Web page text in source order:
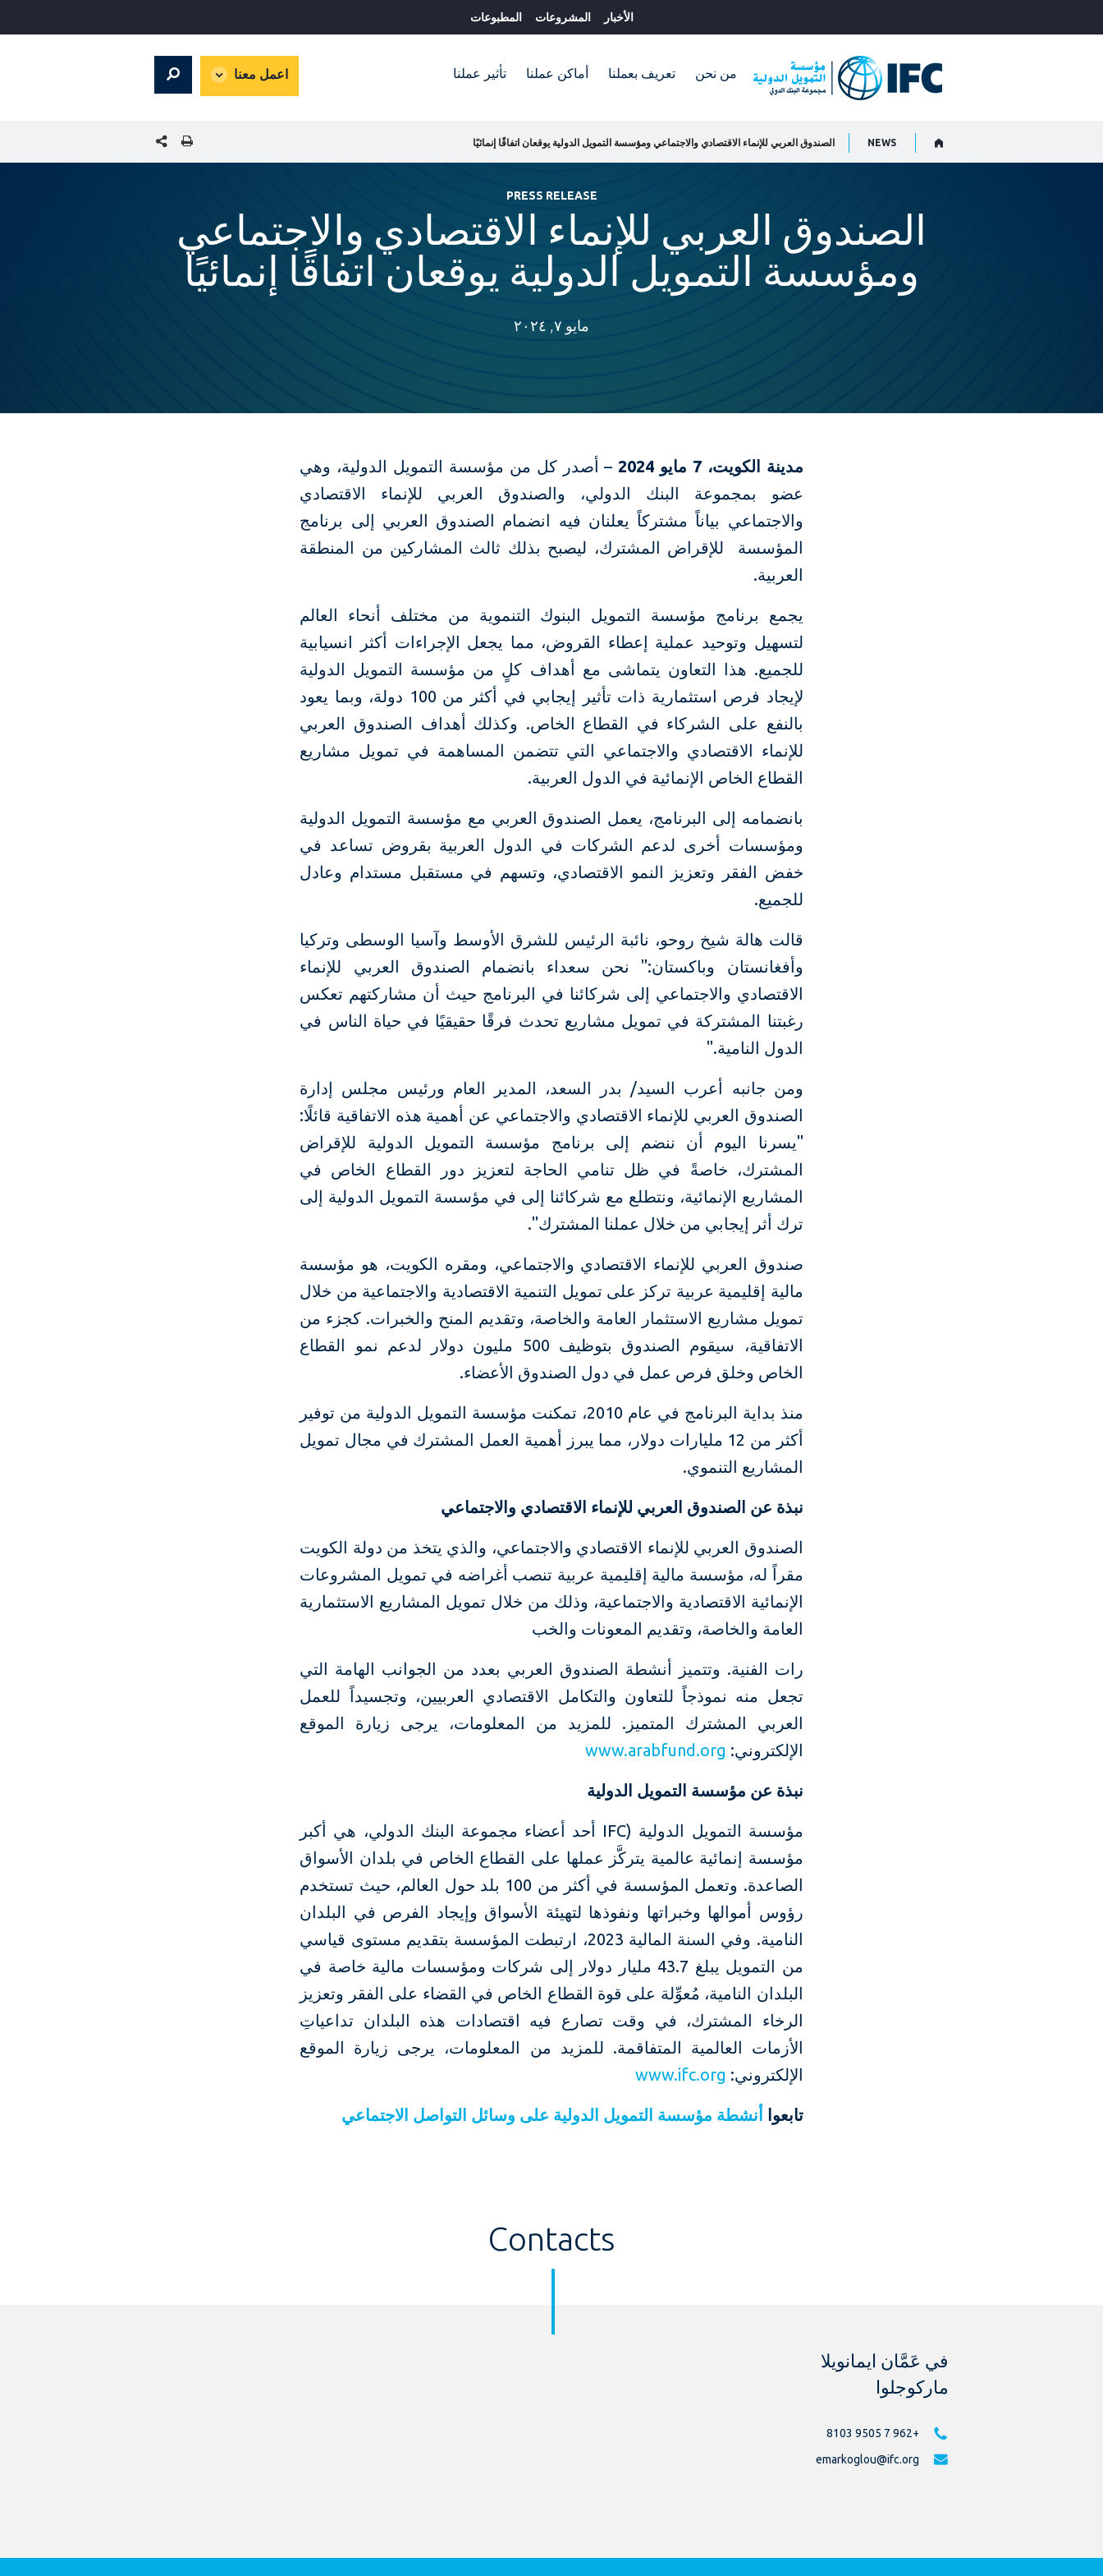
الأخبار المشروعات المطبوعات
من نحن تعريف بعملنا أماكن عملنا تأثير عملنا اعمل معنا
global
Search
NEWS الصندوق العربي للإنماء الاقتصادي والاجتماعي ومؤسسة التمويل الدولية يوقعان اتفاقًا إنمائيًا شارك هذه الصفحة
PRESS RELEASE
الصندوق العربي للإنماء الاقتصادي والاجتماعي
ومؤسسة التمويل الدولية يوقعان اتفاقًا إنمائيًا
مايو ٧, ٢٠٢٤
مدينة الكويت،7 مايو 2024
– أصدر كل من مؤسسة التمويل الدولية، وهي
عضو بمجموعة البنك الدولي، والصندوق العربي للإنماء الاقتصادي
والاجتماعي بياناً مشتركاً يعلنان فيه انضمام الصندوق العربي إلى برنامج
المؤسسة للإقراض المشترك، ليصبح بذلك ثالث المشاركين من المنطقة
العربية.
يجمع برنامج مؤسسة التمويل البنوك التنموية من مختلف أنحاء العالم
لتسهيل وتوحيد عملية إعطاء القروض، مما يجعل الإجراءات أكثر انسيابية
للجميع. هذا التعاون يتماشى مع أهداف كلٍ من مؤسسة التمويل الدولية
لإيجاد فرص استثمارية ذات تأثير إيجابي في أكثر من 100 دولة، وبما يعود
بالنفع على الشركاء في القطاع الخاص. وكذلك أهداف الصندوق العربي
للإنماء الاقتصادي والاجتماعي التي تتضمن المساهمة في تمويل مشاريع
القطاع الخاص الإنمائية في الدول العربية.
بانضمامه إلى البرنامج، يعمل الصندوق العربي مع مؤسسة التمويل الدولية
ومؤسسات أخرى لدعم الشركات في الدول العربية بقروض تساعد في
خفض الفقر وتعزيز النمو الاقتصادي، وتسهم في مستقبل مستدام وعادل
للجميع.
قالت هالة شيخ روحو، نائبة الرئيس للشرق الأوسط وآسيا الوسطى وتركيا
وأفغانستان وباكستان:" نحن سعداء بانضمام الصندوق العربي للإنماء
الاقتصادي والاجتماعي إلى شركائنا في البرنامج حيث أن مشاركتهم تعكس
رغبتنا المشتركة في تمويل مشاريع تحدث فرقًا حقيقيًا في حياة الناس في
الدول النامية."
ومن جانبه أعرب السيد/ بدر السعد، المدير العام ورئيس مجلس إدارة
الصندوق العربي للإنماء الاقتصادي والاجتماعي عن أهمية هذه الاتفاقية قائلًا:
"يسرنا اليوم أن ننضم إلى برنامج مؤسسة التمويل الدولية للإقراض
المشترك، خاصةً في ظل تنامي الحاجة لتعزيز دور القطاع الخاص في
المشاريع الإنمائية، ونتطلع مع شركائنا إلى في مؤسسة التمويل الدولية إلى
ترك أثر إيجابي من خلال عملنا المشترك".
صندوق العربي للإنماء الاقتصادي والاجتماعي، ومقره الكويت، هو مؤسسة
مالية إقليمية عربية تركز على تمويل التنمية الاقتصادية والاجتماعية من خلال
تمويل مشاريع الاستثمار العامة والخاصة، وتقديم المنح والخبرات. كجزء من
الاتفاقية، سيقوم الصندوق بتوظيف 500 مليون دولار لدعم نمو القطاع
الخاص وخلق فرص عمل في دول الصندوق الأعضاء.
منذ بداية البرنامج في عام 2010، تمكنت مؤسسة التمويل الدولية من توفير
أكثر من 12 مليارات دولار، مما يبرز أهمية العمل المشترك في مجال تمويل
المشاريع التنموي.
نبذة عن الصندوق العربي للإنماء الاقتصادي والاجتماعي
الصندوق العربي للإنماء الاقتصادي والاجتماعي، والذي يتخذ من دولة الكويت
مقراً له، مؤسسة مالية إقليمية عربية تنصب أغراضه في تمويل المشروعات
الإنمائية الاقتصادية والاجتماعية، وذلك من خلال تمويل المشاريع الاستثمارية
العامة والخاصة، وتقديم المعونات والخب
رات الفنية. وتتميز أنشطة الصندوق العربي بعدد من الجوانب الهامة التي
تجعل منه نموذجاً للتعاون والتكامل الاقتصادي العربيين، وتجسيداً للعمل
العربي المشترك المتميز. للمزيد من المعلومات، يرجى زيارة الموقع
الإلكتروني: www.arabfund.org
نبذة عن مؤسسة التمويل الدولية
مؤسسة التمويل الدولية (IFC أحد أعضاء مجموعة البنك الدولي، هي أكبر
مؤسسة إنمائية عالمية يتركَّز عملها على القطاع الخاص في بلدان الأسواق
الصاعدة. وتعمل المؤسسة في أكثر من 100 بلد حول العالم، حيث تستخدم
رؤوس أموالها وخبراتها ونفوذها لتهيئة الأسواق وإيجاد الفرص في البلدان
النامية. وفي السنة المالية 2023، ارتبطت المؤسسة بتقديم مستوى قياسي
من التمويل يبلغ 43.7 مليار دولار إلى شركات ومؤسسات مالية خاصة في
البلدان النامية، مُعوِّلة على قوة القطاع الخاص في القضاء على الفقر وتعزيز
الرخاء المشترك، في وقت تصارع فيه اقتصادات هذه البلدان تداعياتِ
الأزمات العالمية المتفاقمة. للمزيد من المعلومات، يرجى زيارة الموقع
الإلكتروني: www.ifc.org
تابعوا أنشطة مؤسسة التمويل الدولية على وسائل التواصل الاجتماعي
Contacts
في عَمَّان ايمانويلا
ماركوجلوا
+962 7 9505 8103
emarkoglou@ifc.org